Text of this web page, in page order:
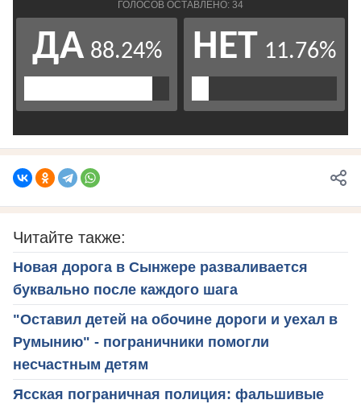
Читайте также:
Новая дорога в Сынжере разваливается
буквально после каждого шага
"Оставил детей на обочине дороги и уехал в
Румынию" - пограничники помогли
несчастным детям
Ясская пограничная полиция: фальшивые